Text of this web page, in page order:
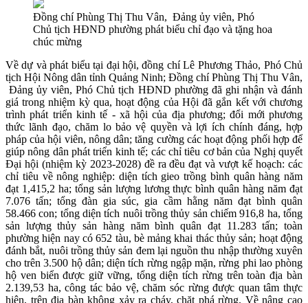
Đồng chí Phùng Thị Thu Vân, Đảng ủy viên, Phó
Chủ tịch HĐND phường phát biểu chỉ đạo và tặng hoa
chúc mừng
Về dự và phát biểu tại đại hội, đồng chí Lê Phương Thảo, Phó Chủ
tịch Hội Nông dân tỉnh Quảng Ninh; Đồng chí Phùng Thị Thu Vân,
Đảng ủy viên, Phó Chủ tịch HĐND phường đã ghi nhận và đánh
giá trong nhiệm kỳ qua, hoạt động của Hội đã gắn kết với chương
trình phát triển kinh tế - xã hội của địa phương; đổi mới phương
thức lãnh đạo, chăm lo bảo vệ quyền và lợi ích chính đáng, hợp
pháp của hội viên, nông dân; tăng cường các hoạt động phối hợp để
giúp nông dân phát triển kinh tế; các chỉ tiêu cơ bản của Nghị quyết
Đại hội (nhiệm kỳ 2023-2028) đề ra đều đạt và vượt kế hoạch: các
chỉ tiêu về nông nghiệp: diện tích gieo trồng bình quân hàng năm
đạt 1,415,2 ha; tổng sản lượng lương thực bình quân hàng năm đạt
7.076 tấn; tổng đàn gia súc, gia cầm hằng năm đạt bình quân
58.466 con; tổng diện tích nuôi trồng thủy sản chiếm 916,8 ha, tổng
sản lượng thủy sản hàng năm bình quân đạt 11.283 tấn; toàn
phường hiện nay có 652 tàu, bè mảng khai thác thủy sản; hoạt động
đánh bắt, nuôi trồng thủy sản đem lại nguồn thu nhập thường xuyên
cho trên 3.500 hộ dân; diện tích rừng ngập mặn, rừng phi lao phòng
hộ ven biển được giữ vững, tổng diện tích rừng trên toàn địa bàn
2.139,53 ha, công tác bảo vệ, chăm sóc rừng được quan tâm thực
hiện, trên địa bàn không xảy ra cháy, chặt phá rừng. Về nâng cao